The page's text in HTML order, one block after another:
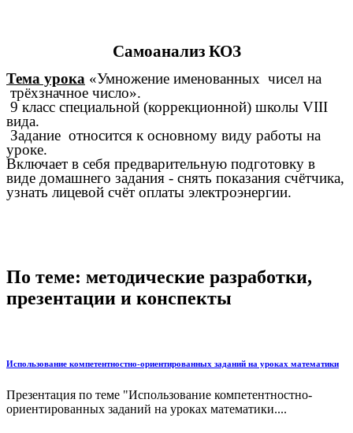
Самоанализ КОЗ
Тема урока «Умножение именованных чисел на
трёхзначное число».
9 класс специальной (коррекционной) школы VIII
вида.
Задание относится к основному виду работы на
уроке.
Включает в себя предварительную подготовку в
виде домашнего задания - снять показания счётчика,
узнать лицевой счёт оплаты электроэнергии.
По теме: методические разработки,
презентации и конспекты
Использование компетентностно-ориентированных заданий на уроках математики
Презентация по теме "Использование компетентностно-
ориентированных заданий на уроках математики....